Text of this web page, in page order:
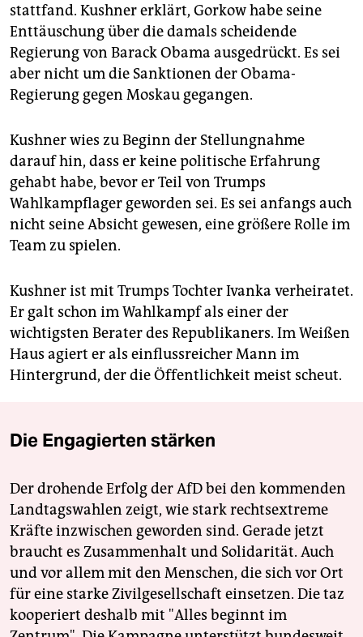
stattfand. Kushner erklärt, Gorkow habe seine
Enttäuschung über die damals scheidende
Regierung von Barack Obama ausgedrückt. Es sei
aber nicht um die Sanktionen der Obama-
Regierung gegen Moskau gegangen.
Kushner wies zu Beginn der Stellungnahme
darauf hin, dass er keine politische Erfahrung
gehabt habe, bevor er Teil von Trumps
Wahlkampflager geworden sei. Es sei anfangs auch
nicht seine Absicht gewesen, eine größere Rolle im
Team zu spielen.
Kushner ist mit Trumps Tochter Ivanka verheiratet.
Er galt schon im Wahlkampf als einer der
wichtigsten Berater des Republikaners. Im Weißen
Haus agiert er als einflussreicher Mann im
Hintergrund, der die Öffentlichkeit meist scheut.
Die Engagierten stärken
Der drohende Erfolg der AfD bei den kommenden
Landtagswahlen zeigt, wie stark rechtsextreme
Kräfte inzwischen geworden sind. Gerade jetzt
braucht es Zusammenhalt und Solidarität. Auch
und vor allem mit den Menschen, die sich vor Ort
für eine starke Zivilgesellschaft einsetzen. Die taz
kooperiert deshalb mit "Alles beginnt im